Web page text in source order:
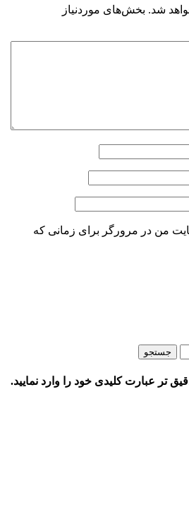
شد. بخش‌های موردنیاز
من در مرورگر برای زمانی که
جستجو
تر عبارت کلیدی خود را وارد نمایید.